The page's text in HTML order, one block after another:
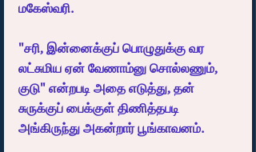
மகேஸ்வரி.
"சரி, இன்னைக்குப் பொழுதுக்கு வர
லட்சுமிய ஏன் வேணாம்னு சொல்லணும்,
குடு" என்றபடி அதை எடுத்து, தன்
சுருக்குப் பைக்குள் திணித்தபடி
அங்கிருந்து அகன்றார் பூங்காவனம்.